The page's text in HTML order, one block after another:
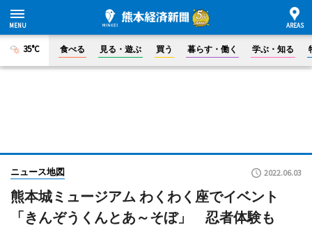
35°C 食べる 見る・遊ぶ 買う 暮らす・働く 学ぶ・知る
ニュース地図 2022.06.03
熊本城ミュージアム わくわく座でイベント
「きんぞうくんとあ～そぼ」 忍者体験も